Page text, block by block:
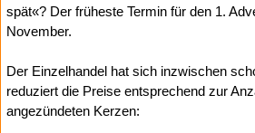
spät«? Der früheste Termin für den 1.
November.
Der Einzelhandel hat sich inzwischen
reduziert die Preise entsprechend zur
angezündeten Kerzen: